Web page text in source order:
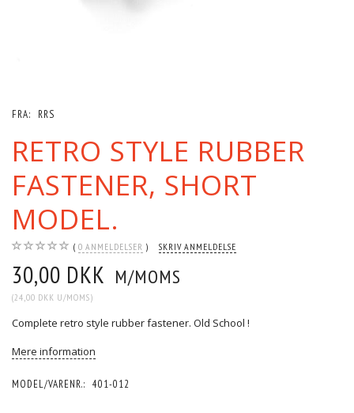
FRA: RRS
RETRO STYLE RUBBER
FASTENER, SHORT
MODEL.
0 ANMELDELSER SKRIV ANMELDELSE
30,00 DKK M/MOMS
(24,00 DKK U/MOMS)
Complete retro style rubber fastener. Old School !
Mere information
MODEL/VARENR.: 401-012